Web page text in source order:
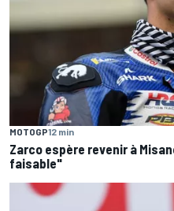
MOTOGP12 min
Zarco espère revenir à
faisable"